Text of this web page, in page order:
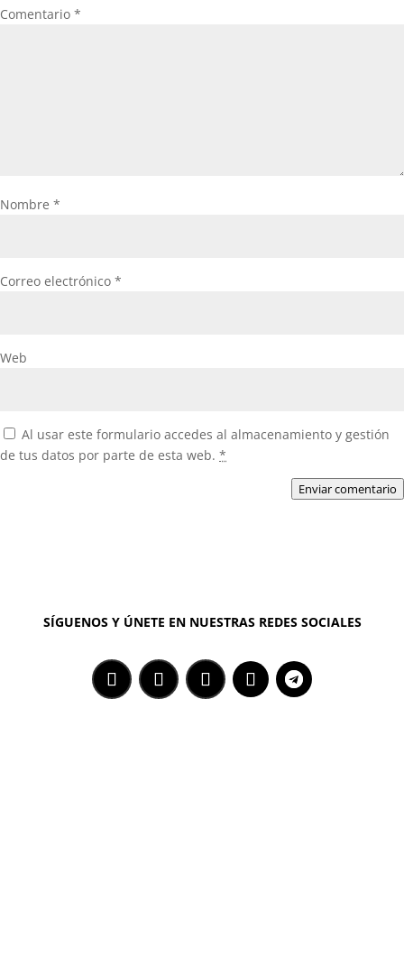
Comentario *
Nombre *
Correo electrónico *
Web
Al usar este formulario accedes al almacenamiento y gestión
de tus datos por parte de esta web. *
Enviar comentario
SÍGUENOS Y ÚNETE EN NUESTRAS REDES SOCIALES